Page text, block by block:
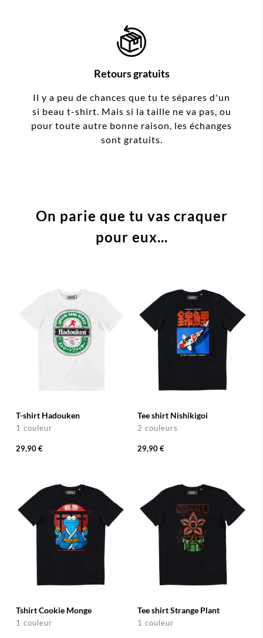
Retours gratuits
Il y a peu de chances que tu te sépares d'un
si beau t-shirt. Mais si la taille ne va pas, ou
pour toute autre bonne raison, les échanges
sont gratuits.
On parie que tu vas craquer
pour eux...
T-shirt Hadouken
1 couleur
29,90 €
Tee shirt Nishikigoi
2 couleurs
29,90 €
Tshirt Cookie Monge
1 couleur
Tee shirt Strange Plant
1 couleur